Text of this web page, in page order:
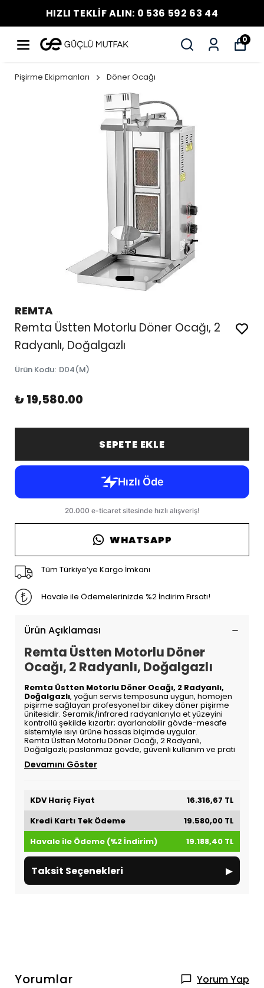
HIZLI TEKLİF ALIN: 0 536 592 63 44
0
Pişirme Ekipmanları Döner Ocağı
REMTA
Remta Üstten Motorlu Döner Ocağı, 2
Radyanlı, Doğalgazlı
Ürün Kodu: D04(M)
₺ 19,580.00
SEPETE EKLE
WHATSAPP
Tüm Türkiye’ye Kargo İmkanı
Havale ile Ödemelerinizde %2 İndirim Fırsatı!
Ürün Açıklaması
Remta Üstten Motorlu Döner
Ocağı, 2 Radyanlı, Doğalgazlı
Remta Üstten Motorlu Döner Ocağı, 2 Radyanlı,
Doğalgazlı, yoğun servis temposuna uygun, homojen
pişirme sağlayan profesyonel bir dikey döner pişirme
ünitesidir. Seramik/infrared radyanlarıyla et yüzeyini
kontrollü şekilde kızartır; ayarlanabilir gövde-mesafe
sistemiyle ısıyı ürüne hassas biçimde uygular.
Remta Üstten Motorlu Döner Ocağı, 2 Radyanlı,
Doğalgazlı; paslanmaz gövde, güvenli kullanım ve prati
Devamını Göster
KDV Hariç Fiyat
16.316,67 TL
Kredi Kartı Tek Ödeme
19.580,00 TL
Havale ile Ödeme (%2 İndirim)
19.188,40 TL
Taksit Seçenekleri ▸
Yorumlar Yorum Yap